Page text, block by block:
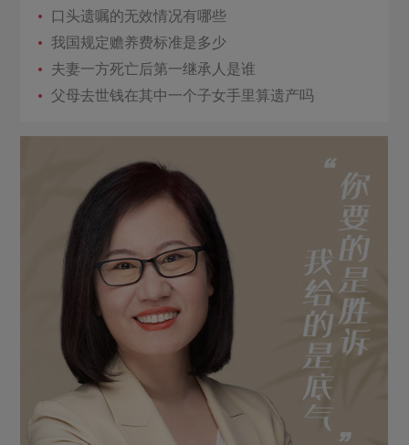
口头遗嘱的无效情况有哪些
我国规定赡养费标准是多少
夫妻一方死亡后第一继承人是谁
父母去世钱在其中一个子女手里算遗产吗